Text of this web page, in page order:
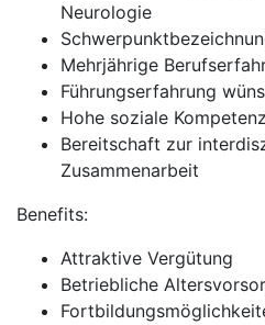
Neurologie
Mehrjährige
Führungserfahrung
Hohe soziale
Bereitschaft zur
Zusammenarbeit
Benefits:
Attraktive Vergütung
Betriebliche